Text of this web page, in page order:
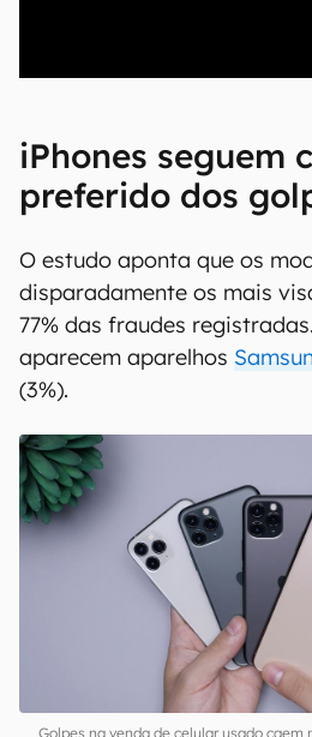
iPhones seguem
preferido dos
O estudo aponta que os
disparadamente os mais
77% das fraudes
aparecem aparelhos
(3%).
Golpes na venda de celular usado caem